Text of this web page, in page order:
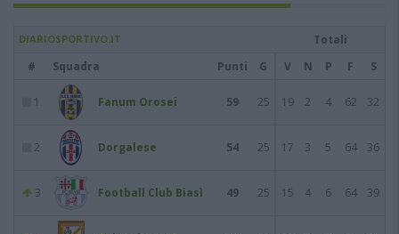
DIARIOSPORTIVO.IT
Totali
#
Squadra Punti G V N P F S
1 Fanum Orosei 59 25 19 2 4 62 32
2 Dorgalese 54 25 17 3 5 64 36
3 Football Club Biasì 49 25 15 4 6 64 39